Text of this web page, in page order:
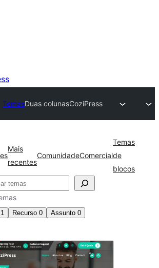
TemasDuas colunasCoziPress
Mais
recentes
ComunidadeComercial
Temas
de
blocos
1 Recurso 0 Assunto 0